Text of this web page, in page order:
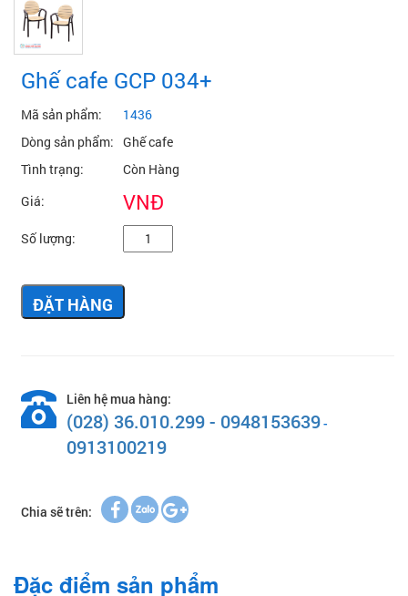
Ghế cafe GCP 034+
Mã sản phẩm:
1436
Dòng sản phẩm: Ghế cafe
Tình trạng:
Còn Hàng
Giá:
VNĐ
Số lượng:
ĐẶT HÀNG
Liên hệ mua hàng:
(028) 36.010.299 - 0948153639-
0913100219
Chia sẽ trên:
Đặc điểm sản phẩm